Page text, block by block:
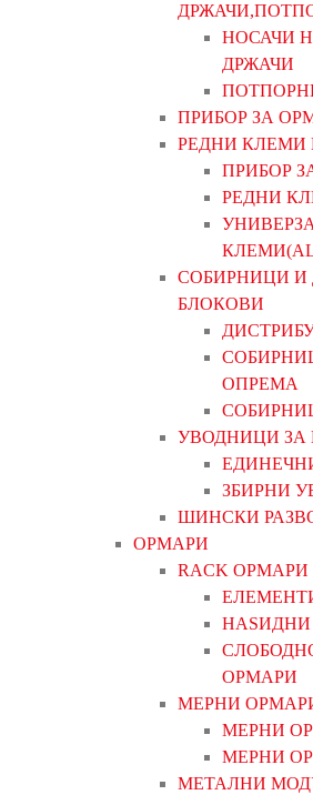
НОСАЧИ
ДРЖАЧИ
ПРИБОР ЗА
РЕДНИ КЛЕМИ
ПРИБОР
РЕДНИ
СОБИРНИЦИ И
БЛОКОВИ
ОПРЕМА
УВОДНИЦИ ЗА
ЗБИРНИ
ШИНСКИ
ОРМАРИ
RACK ОРМАРИ
НАЅИДНИ
ОРМАРИ
МЕРНИ
МЕРНИ
МЕРНИ
МЕТАЛНИ